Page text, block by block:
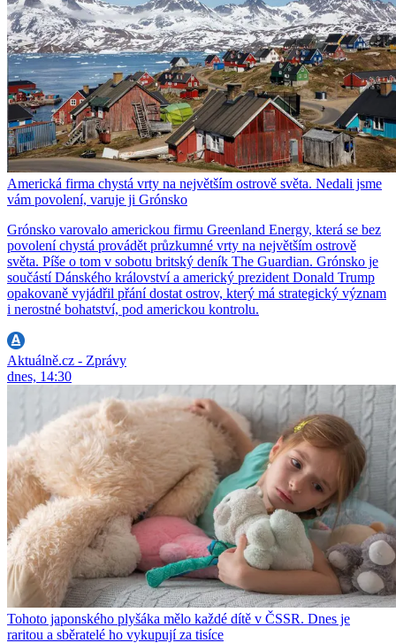
Americká firma chystá vrty na největším ostrově světa. Nedali jsme
vám povolení, varuje ji Grónsko
Grónsko varovalo americkou firmu Greenland Energy, která se bez
povolení chystá provádět průzkumné vrty na největším ostrově
světa. Píše o tom v sobotu britský deník The Guardian. Grónsko je
součástí Dánského království a americký prezident Donald Trump
opakovaně vyjádřil přání dostat ostrov, který má strategický význam
i nerostné bohatství, pod americkou kontrolu.
Aktuálně.cz - Zprávy
dnes, 14:30
Tohoto japonského plyšáka mělo každé dítě v ČSSR. Dnes je
raritou a sběratelé ho vykupují za tisíce